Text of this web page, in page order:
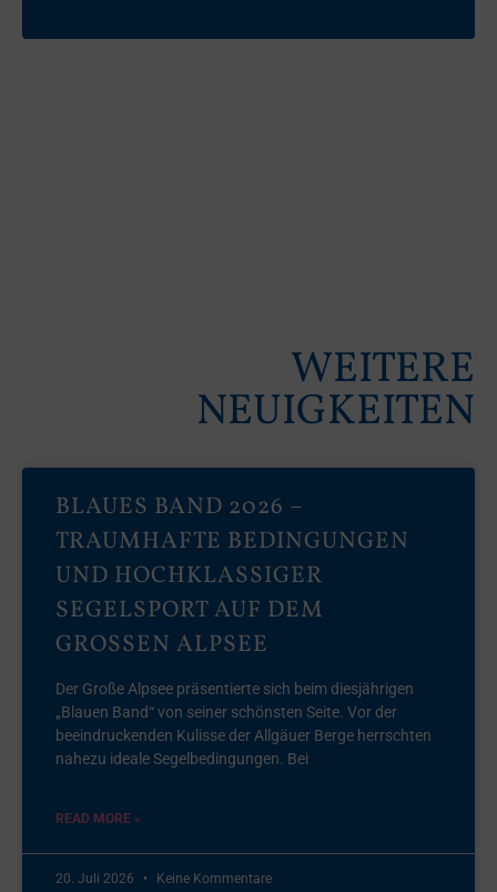
WEITERE
NEUIGKEITEN
BLAUES BAND 2026 –
TRAUMHAFTE BEDINGUNGEN
UND HOCHKLASSIGER
SEGELSPORT AUF DEM
GROSSEN ALPSEE
Der Große Alpsee präsentierte sich beim diesjährigen
„Blauen Band“ von seiner schönsten Seite. Vor der
beeindruckenden Kulisse der Allgäuer Berge herrschten
nahezu ideale Segelbedingungen. Bei
READ MORE »
20. Juli 2026 Keine Kommentare